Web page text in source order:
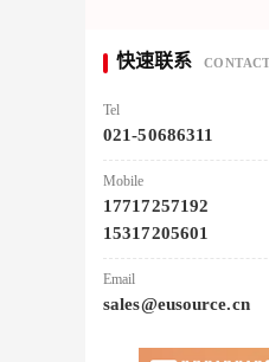
快速联系
Tel
021-50686311
Mobile
17717257192
15317205601
Email
sales@eusource.cn